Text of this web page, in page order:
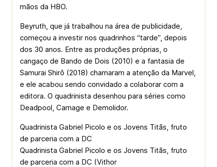
mãos da HBO.
Beyruth, que já trabalhou na área de publicidade,
começou a investir nos quadrinhos “tarde”, depois
dos 30 anos. Entre as produções próprias, o
cangaço de Bando de Dois (2010) e a fantasia de
Samurai Shirô (2018) chamaram a atenção da Marvel,
e ele acabou sendo convidado a colaborar com a
editora. O quadrinista desenhou para séries como
Deadpool, Carnage e Demolidor.
Quadrinista Gabriel Picolo e os Jovens Titãs, fruto
de parceria com a DC
Quadrinista Gabriel Picolo e os Jovens Titãs, fruto
de parceria com a DC (Vithor